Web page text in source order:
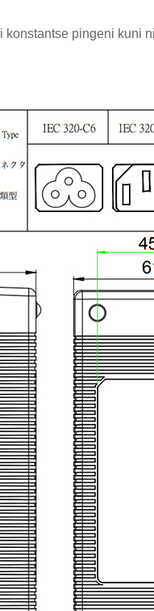
konstantse pingeni kuni